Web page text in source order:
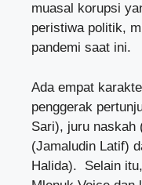
muasal korupsi
peristiwa politik,
pandemi saat ini.
Ada empat
penggerak
Sari), juru naskah
(Jamaludin Latif)
Halida). Selain